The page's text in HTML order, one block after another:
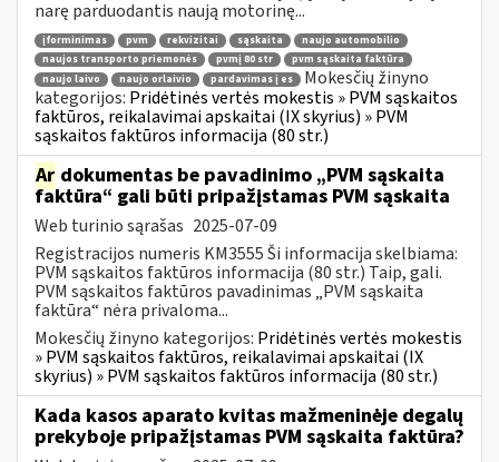
narę parduodantis naują motorinę...
įforminimas pvm rekvizitai sąskaita
naujo automobilio
naujos transporto priemonės
pvmį 80 str
pvm sąskaita faktūra
naujo laivo
naujo orlaivio pardavimas į es
Mokesčių žinyno
kategorijos: Pridėtinės vertės mokestis » PVM sąskaitos
faktūros, reikalavimai apskaitai (IX skyrius) » PVM
sąskaitos faktūros informacija (80 str.)
Ar dokumentas be pavadinimo „PVM sąskaita
faktūra“ gali būti pripažįstamas PVM sąskaita
Web turinio sąrašas 2025-07-09
Registracijos numeris KM3555 Ši informacija skelbiama:
PVM sąskaitos faktūros informacija (80 str.) Taip, gali.
PVM sąskaitos faktūros pavadinimas „PVM sąskaita
faktūra“ nėra privaloma...
Mokesčių žinyno kategorijos: Pridėtinės vertės mokestis
» PVM sąskaitos faktūros, reikalavimai apskaitai (IX
skyrius) » PVM sąskaitos faktūros informacija (80 str.)
Kada kasos aparato kvitas mažmeninėje degalų
prekyboje pripažįstamas PVM sąskaita faktūra?